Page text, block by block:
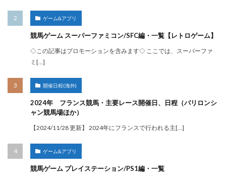
ゲーム&アプリ
競馬ゲーム スーパーファミコン/SFC編・一覧【レトロゲーム】
◇この記事はプロモーションを含みます◇ ここでは、スーパーファ
ミ[…]
開催日程(海外)
2024年 フランス競馬・主要レース開催日、日程（パリロンシ
ャン競馬場ほか）
【2024/11/28 更新】 2024年にフランスで行われる主[…]
ゲーム&アプリ
競馬ゲーム プレイステーション/PS1編・一覧